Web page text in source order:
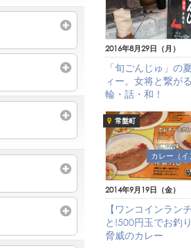
2016年8月29日（月）
「旬ごんじゅ」の
ィー。女将と繋が
輪・話・和！
常盤町
カレー（イ
2014年9月19日（金）
【ワンコインラン
と!500円玉でお釣
脅威のカレー